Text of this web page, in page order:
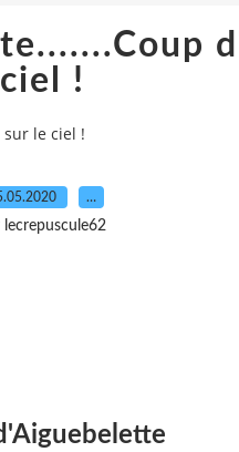
ciel !
sur le ciel !
…
lecrepuscule62